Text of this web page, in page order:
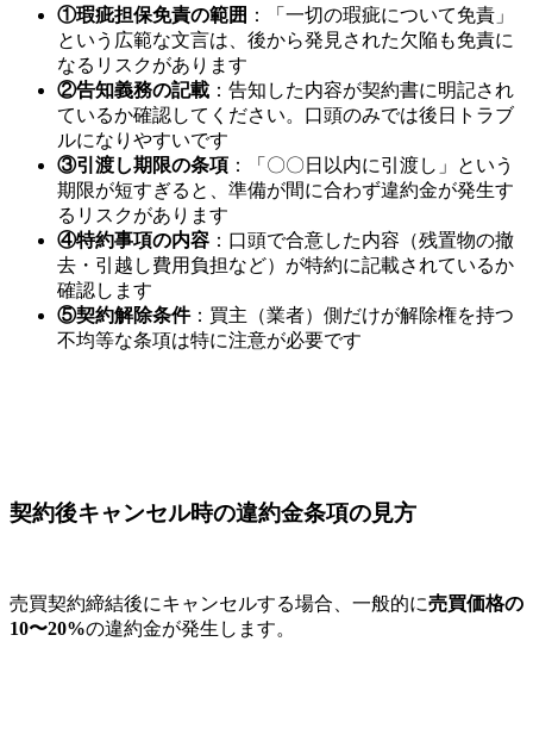
①瑕疵担保免責の範囲 ：「一切の瑕疵について免責」
という広範な文言は、後から発見された欠陥も免責に
なるリスクがあります
②告知義務の記載 ：告知した内容が契約書に明記され
ているか確認してください。口頭のみでは後日トラブ
ルになりやすいです
③引渡し期限の条項 ：「〇〇日以内に引渡し」という
期限が短すぎると、準備が間に合わず違約金が発生す
るリスクがあります
④特約事項の内容 ：口頭で合意した内容（残置物の撤
去・引越し費用負担など）が特約に記載されているか
確認します
⑤契約解除条件：買主（業者）側だけが解除権を持つ
不均等な条項は特に注意が必要です
契約後キャンセル時の違約金条項の見方
売買契約締結後にキャンセルする場合、一般的に売買価格の
10〜20%の違約金が発生します。